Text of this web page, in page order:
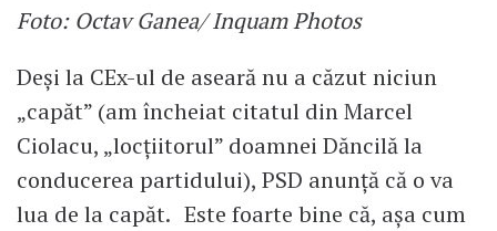
Foto: Octav Ganea/ Inquam Photos
Deși la CEx-ul de aseară nu a căzut niciun
„capăt” (am încheiat citatul din Marcel
Ciolacu, „locțiitorul” doamnei Dăncilă la
conducerea partidului), PSD anunță că o va
lua de la capăt. Este foarte bine că, așa cum